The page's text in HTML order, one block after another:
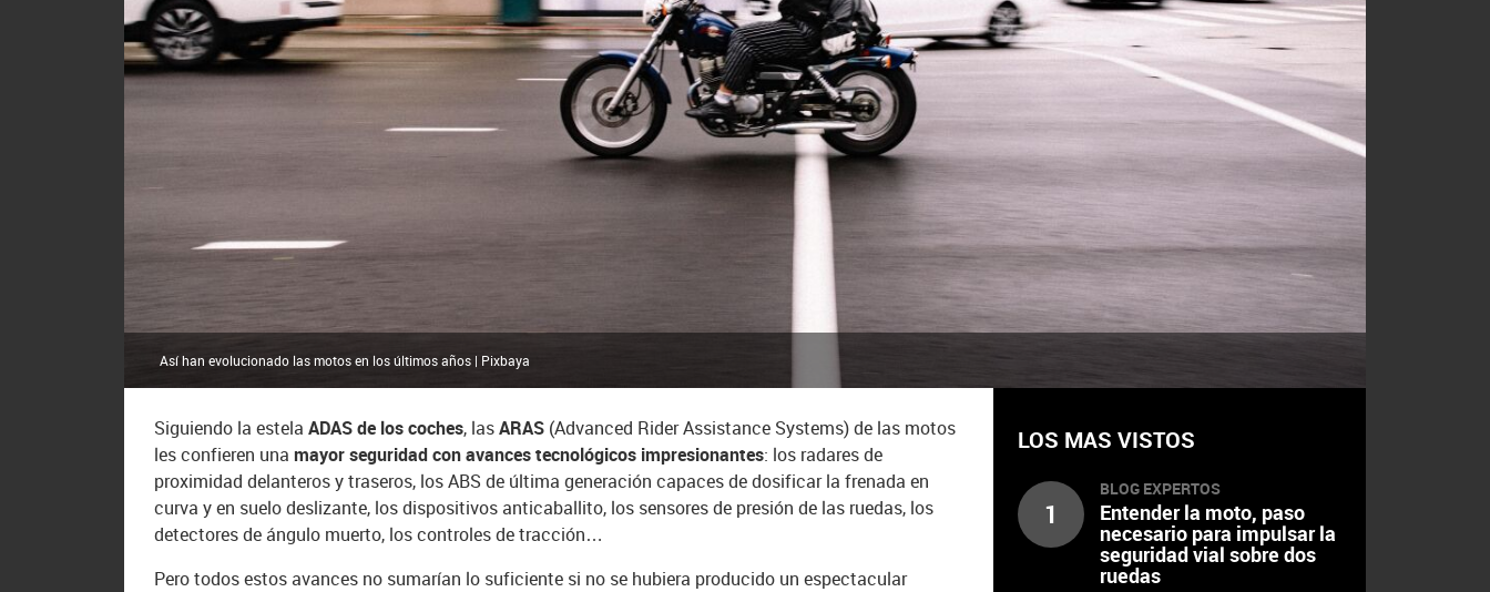
Así han evolucionado las motos en los últimos años | Pixbaya
Siguiendo la estelaADAS de los coches, lasARAS (Advanced Rider Assistance Systems) de las motos
les confieren unamayor seguridad con avances tecnológicos impresionantes: los radares de
proximidad delanteros y traseros, los ABS de última generación capaces de dosificar la frenada en
curva y en suelo deslizante, los dispositivos anticaballito, los sensores de presión de las ruedas, los
detectores de ángulo muerto, los controles de tracción…
Pero todos estos avances no sumarían lo suficiente si no se hubiera producido un espectacular
LOS MAS VISTOS
1
BLOG EXPERTOS
Entender la moto, paso
necesario para impulsar la
seguridad vial sobre dos
ruedas